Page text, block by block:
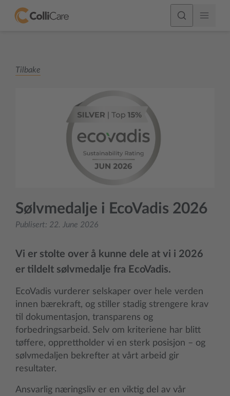
Tilbake
Sølvmedalje i EcoVadis 2026
Publisert: 22. June 2026
Vi er stolte over å kunne dele at vi i 2026
er tildelt sølvmedalje fra EcoVadis.
EcoVadis vurderer selskaper over hele verden
innen bærekraft, og stiller stadig strengere krav
til dokumentasjon, transparens og
forbedringsarbeid. Selv om kriteriene har blitt
tøffere, opprettholder vi en sterk posisjon – og
sølvmedaljen bekrefter at vårt arbeid gir
resultater.
Ansvarlig næringsliv er en viktig del av vår